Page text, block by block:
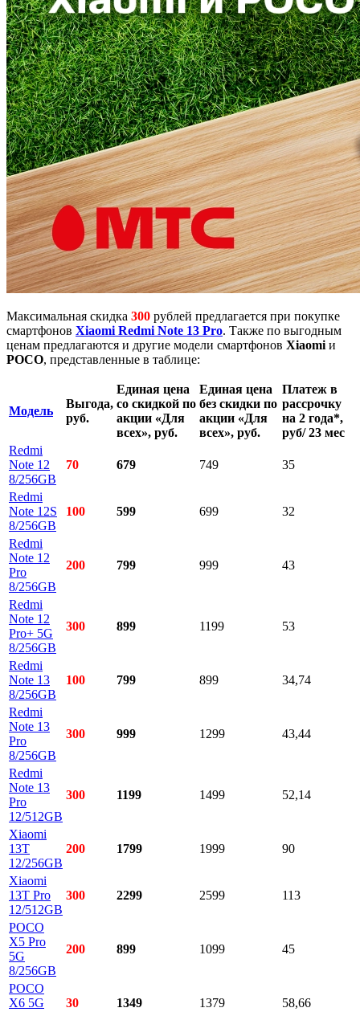
Максимальная скидка 300 рублей предлагается при покупке
смартфонов Xiaomi Redmi Note 13 Pro. Также по выгодным
ценам предлагаются и другие модели смартфонов Xiaomi и
POCO, представленные в таблице:
Модель
Выгода,
руб.
Единая цена
со скидкой по
акции «Для
всех», руб.
Единая цена
без скидки по
акции «Для
всех», руб.
Платеж в
рассрочку
на 2 года*,
руб/ 23 мес
Redmi
Note 12
8/256GB
70 679 749 35
Redmi
Note 12S
8/256GB
100 599 699 32
Redmi
Note 12
Pro
8/256GB
200 799 999 43
Redmi
Note 12
Pro+ 5G
8/256GB
300 899 1199 53
Redmi
Note 13
8/256GB
100 799 899 34,74
Redmi
Note 13
Pro
8/256GB
300 999 1299 43,44
Redmi
Note 13
Pro
12/512GB
300 1199 1499 52,14
Xiaomi
13T
12/256GB
200 1799 1999 90
Xiaomi
13T Pro
12/512GB
300 2299 2599 113
POCO
X5 Pro
5G
8/256GB
200 899 1099 45
POCO
X6 5G
30 1349 1379 58,66